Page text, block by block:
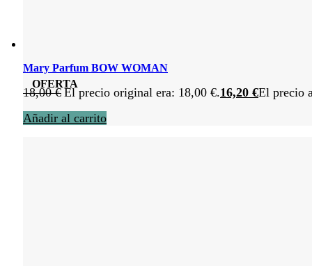
OFERTA
Mary Parfum BOW WOMAN
18,00€ El precio original era: 18,00 €.16,20 €El precio
Añadir al carrito